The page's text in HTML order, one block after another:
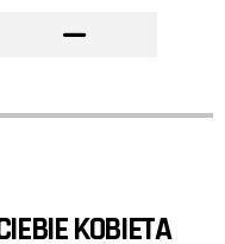
KOBIETA